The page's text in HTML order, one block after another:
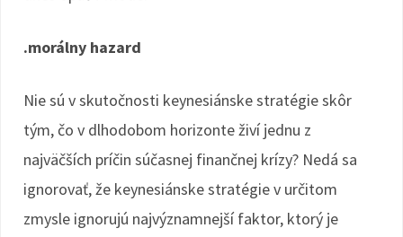
.morálny hazard
Nie sú v skutočnosti keynesiánske stratégie skôr
tým, čo v dlhodobom horizonte živí jednu z
najväčších príčin súčasnej finančnej krízy? Nedá sa
ignorovať, že keynesiánske stratégie v určitom
zmysle ignorujú najvýznamnejší faktor, ktorý je